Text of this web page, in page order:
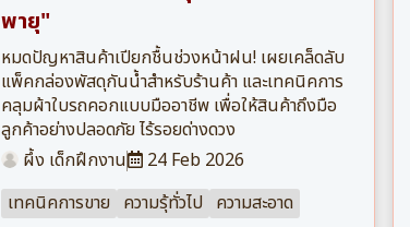
พายุ"
หมดปัญหาสินค้าเปียกชื้นช่วงหน้าฝน! เผยเคล็ดลับ
แพ็คกล่องพัสดุกันน้ำสำหรับร้านค้า และเทคนิคการ
คลุมผ้าใบรถคอกแบบมืออาชีพ เพื่อให้สินค้าถึงมือ
ลูกค้าอย่างปลอดภัย ไร้รอยด่างดวง
ผึ้ง เด็กฝึกงาน
24 Feb 2026
เทคนิคการขาย ความรุ้ทั่วไป ความสะอาด